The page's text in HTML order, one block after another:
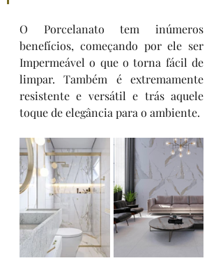
O Porcelanato tem inúmeros
benefícios, começando por ele ser
Impermeável o que o torna fácil de
limpar. Também é extremamente
resistente e versátil e trás aquele
toque de elegância para o ambiente.